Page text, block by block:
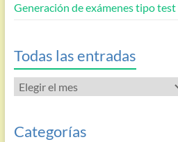
Generación de exámenes tipo
Todas las entradas
Todas
las
Categorías